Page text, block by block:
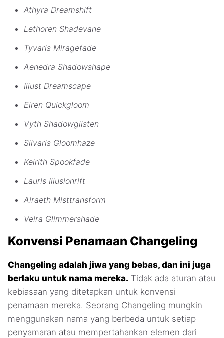
Athyra Dreamshift
Lethoren Shadevane
Tyvaris Miragefade
Aenedra Shadowshape
Illust Dreamscape
Eiren Quickgloom
Vyth Shadowglisten
Silvaris Gloomhaze
Keirith Spookfade
Lauris Illusionrift
Airaeth Misttransform
Veira Glimmershade
Konvensi Penamaan Changeling
Changeling adalah jiwa yang bebas, dan ini juga
berlaku untuk nama mereka. Tidak ada aturan atau
kebiasaan yang ditetapkan untuk konvensi
penamaan mereka. Seorang Changeling mungkin
menggunakan nama yang berbeda untuk setiap
penyamaran atau mempertahankan elemen dari